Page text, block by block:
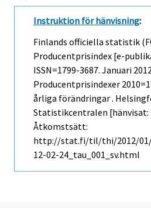
Instruktion för hänvisning:
Finlands officiella statistik
Producentprisindex [e-
ISSN=1799-3687. Januari
Producentprisindexer
årliga förändringar .
Statistikcentralen [hänvisat:
Åtkomstsätt:
http://stat.fi/til/thi/2012/01/
12-02-24_tau_001_sv.html